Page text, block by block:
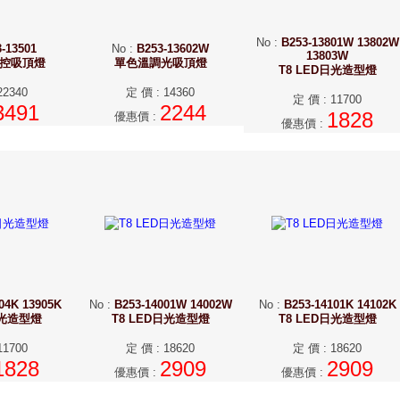
13501
吸頂燈
No : B253-13602W
單色溫調光吸頂燈
定 價 : 14360
優惠價 : 2244
No: B253-13801W 13802W
13803W
T8 LED日光造型燈
定 價 : 11700
優惠價 : 1828
13905K
造型燈
No: B253-14001W 14002W
T8 LED日光造型燈
定 價 : 18620
優惠價 : 2909
No: B253-14101K 14102K
T8 LED日光造型燈
定 價 : 18620
優惠價 : 2909